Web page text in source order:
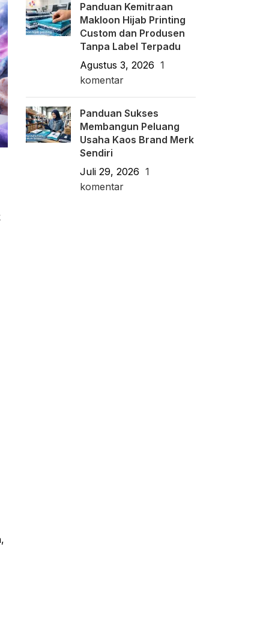
Panduan Kemitraan
Makloon Hijab Printing
Custom dan Produsen
Tanpa Label Terpadu
Agustus 3, 2026 1
komentar
Panduan Sukses
Membangun Peluang
Usaha Kaos Brand Merk
Sendiri
Juli 29, 2026 1
komentar